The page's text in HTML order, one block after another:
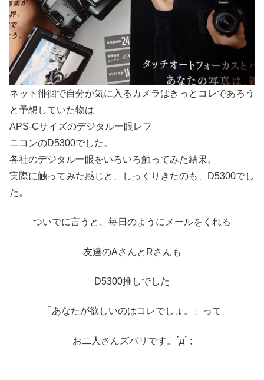
ネット徘徊で自分が気に入るカメラはきっとコレであろう
と予想していた物は
APS-Cサイズのデジタル一眼レフ
ニコンのD5300でした。
各社のデジタル一眼をいろいろ触ってみた結果。
実際に触ってみた感じと、しっくりきたのも、D5300でし
た。
ついでに言うと、毎日のようにメールをくれる
友達のAさんとRさんも
D5300推しでした
「あなたが欲しいのはコレでしょ。」って
お二人さんズバリです。´д` ;